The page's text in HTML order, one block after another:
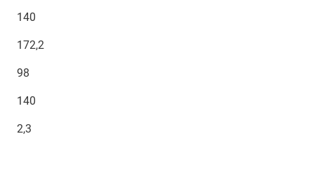
140
172,2
98
140
2,3